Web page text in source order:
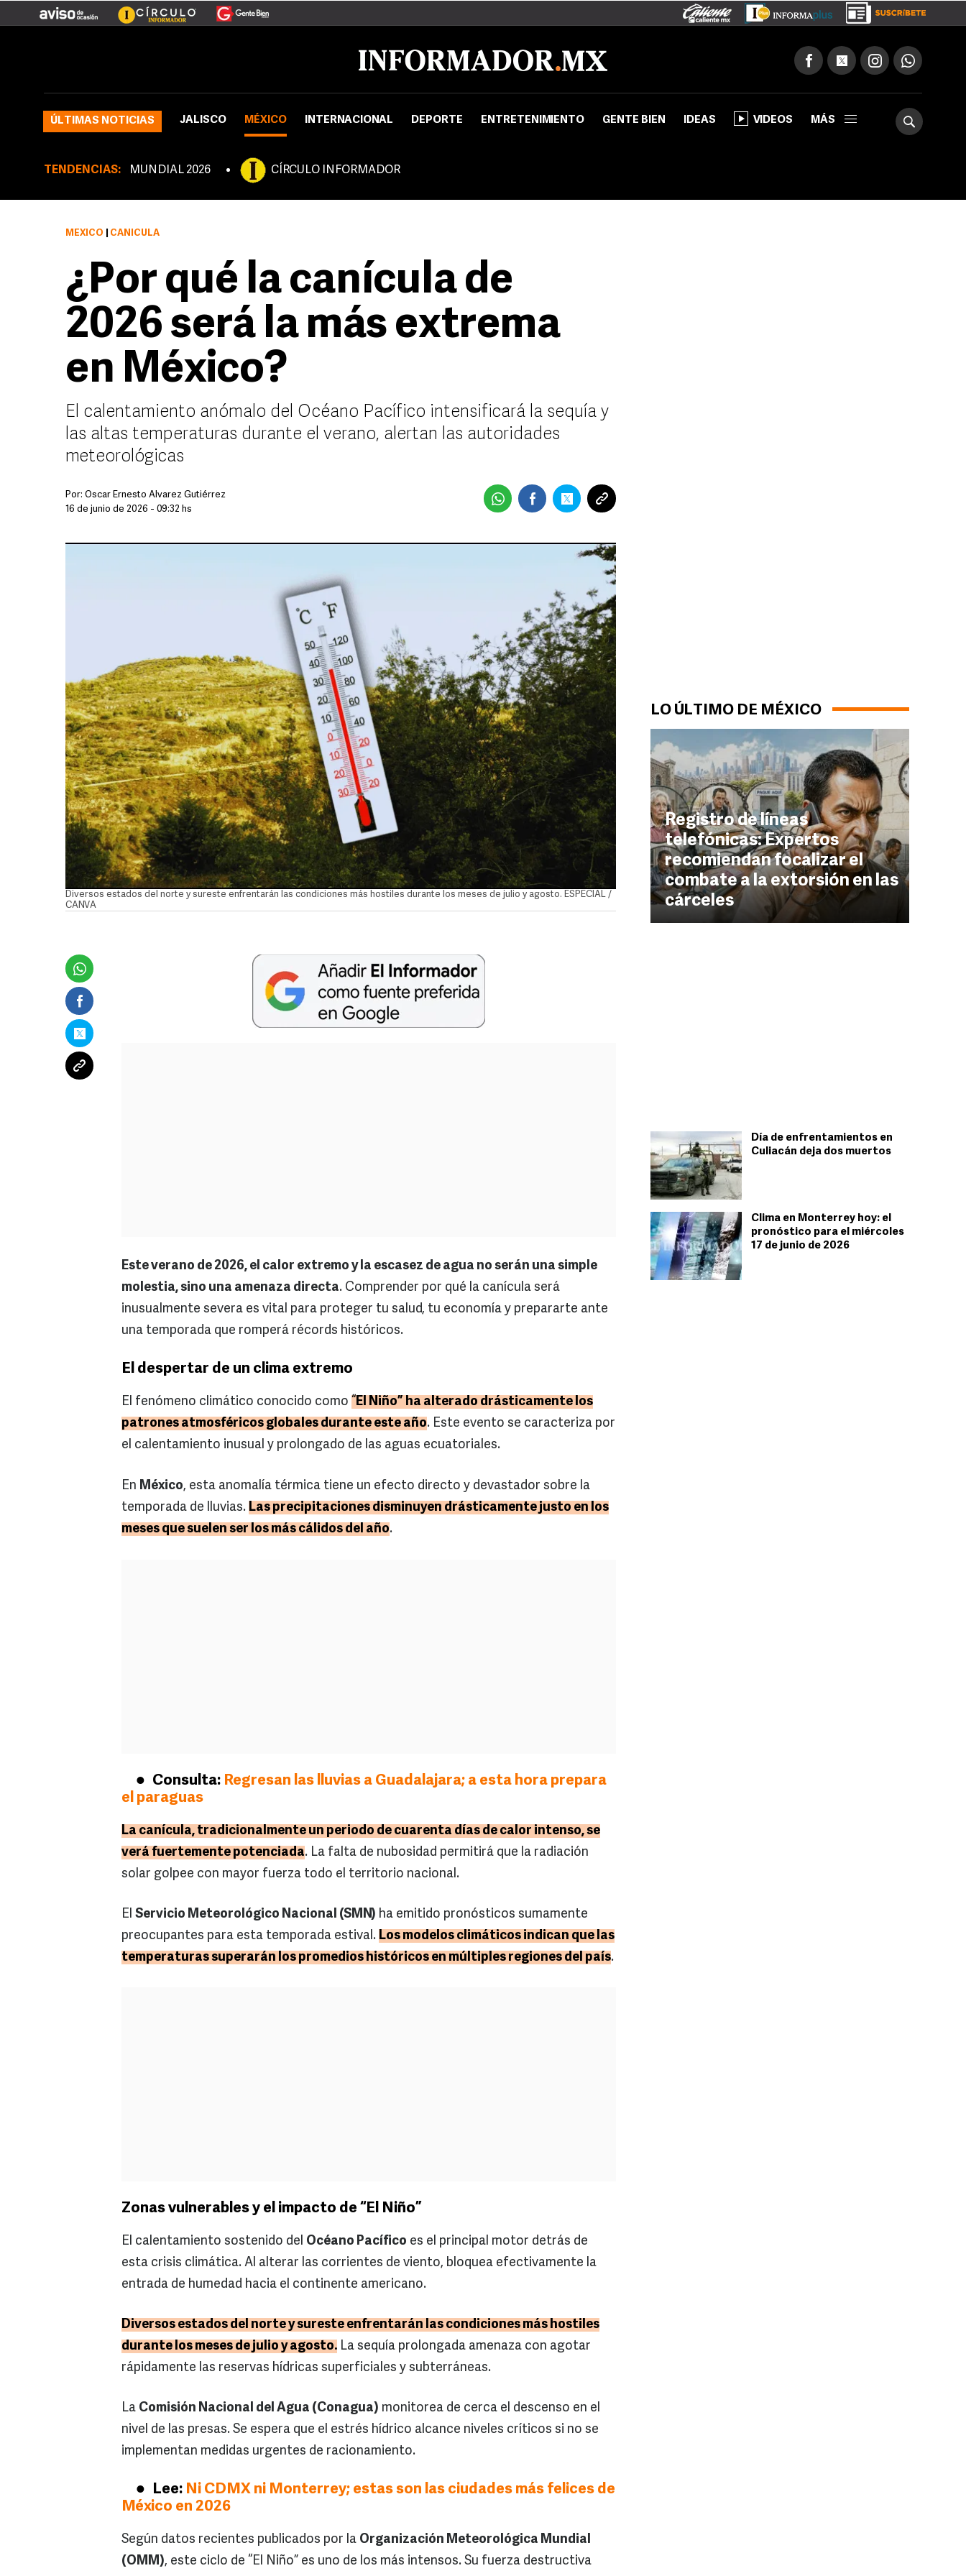
ÚLTIMAS NOTICIAS JALISCO MÉXICO INTERNACIONAL DEPORTE ENTRETENIMIENTO GENTE BIEN IDEAS VIDEOS MÁS
TENDENCIAS: MUNDIAL 2026 CÍRCULO INFORMADOR
LO ÚLTIMO DE MÉXICO
Registro de líneas
telefónicas: Expertos
recomiendan focalizar el
combate a la extorsión en las
cárceles
Día de enfrentamientos en
Culiacán deja dos muertos
Clima en Monterrey hoy: el
pronóstico para el miércoles
17 de junio de 2026
MÉXICO CANÍCULA
¿Por qué la canícula de
2026 será la más extrema
en México?
El calentamiento anómalo del Océano Pacífico intensificará la sequía y
las altas temperaturas durante el verano, alertan las autoridades
meteorológicas
Por: Óscar Ernesto Álvarez Gutiérrez
16 de junio de 2026 - 09:32 hs
Diversos estados del norte y sureste enfrentarán las condiciones más hostiles durante los meses de julio y agosto. ESPECIAL /
CANVA
Este verano de 2026, el calor extremo y la escasez de agua no serán una simple
molestia, sino una amenaza directa. Comprender por qué la canícula será
inusualmente severa es vital para proteger tu salud, tu economía y prepararte ante
una temporada que romperá récords históricos.
El despertar de un clima extremo
El fenómeno climático conocido como El Niño” ha alterado drásticamente los
patrones atmosféricos globales durante este año. Este evento se caracteriza por
el calentamiento inusual y prolongado de las aguas ecuatoriales.
En México, esta anomalía térmica tiene un efecto directo y devastador sobre la
temporada de lluvias. Las precipitaciones disminuyen drásticamente justo en los
meses que suelen ser los más cálidos del año.
Consulta: Regresan las lluvias a Guadalajara; a esta hora prepara
el paraguas
La canícula, tradicionalmente un periodo de cuarenta días de calor intenso, se
verá fuertemente potenciada. La falta de nubosidad permitirá que la radiación
solar golpee con mayor fuerza todo el territorio nacional.
El Servicio Meteorológico Nacional (SMN) ha emitido pronósticos sumamente
preocupantes para esta temporada estival. Los modelos climáticos indican que las
temperaturas superarán los promedios históricos en múltiples regiones del país.
Zonas vulnerables y el impacto de “El Niño”
El calentamiento sostenido del Océano Pacífico es el principal motor detrás de
esta crisis climática. Al alterar las corrientes de viento, bloquea efectivamente la
entrada de humedad hacia el continente americano.
Diversos estados del norte y sureste enfrentarán las condiciones más hostiles
durante los meses de julio y agosto. La sequía prolongada amenaza con agotar
rápidamente las reservas hídricas superficiales y subterráneas.
La Comisión Nacional del Agua (Conagua) monitorea de cerca el descenso en el
nivel de las presas. Se espera que el estrés hídrico alcance niveles críticos si no se
implementan medidas urgentes de racionamiento.
Lee: Ni CDMX ni Monterrey; estas son las ciudades más felices de
México en 2026
Según datos recientes publicados por la Organización Meteorológica Mundial
(OMM), este ciclo de “El Niño” es uno de los más intensos. Su fuerza destructiva